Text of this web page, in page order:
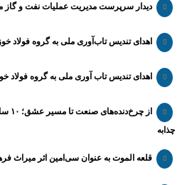
دیدار سرپرست مدیریت عملیات نفت و گاز
اهدای تندیس تاب‌آوری ملی به گروه فولاد
اهدای تندیس تاب آوری ملی به گروه فولاد
از
چذابه
قلعه الموت به عنوان سی‌امین اثر میراث‌